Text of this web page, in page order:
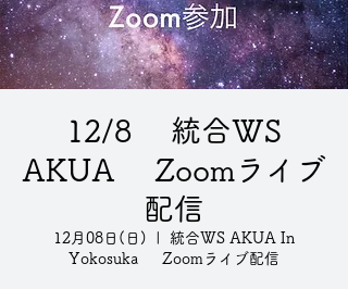
12/8 統合WS
AKUA Zoomライブ
配信
12月08日(日)
統合WS AKUA In
Yokosuka Zoomライブ配信